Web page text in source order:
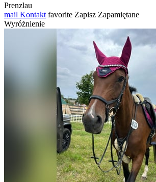
Prenzlau
mail Kontakt favorite Zapisz Zapamiętane
Wyróżnienie